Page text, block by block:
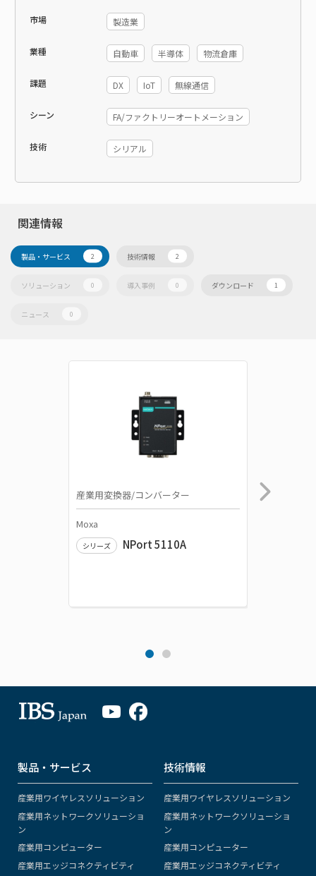
市場 製造業
業種 自動車 半導体 物流倉庫
課題 DX IoT 無線通信
シーン FA/ファクトリーオートメーション
技術 シリアル
関連情報
製品・サービス 2 技術情報 2
ソリューション 0 導入事例 0 ダウンロード 1
ニュース 0
産業用変換器/コンバーター
Moxa
シリーズ NPort 5110A
製品・サービス
産業用ワイヤレスソリューション
産業用ネットワークソリューショ
ン
産業用コンピューター
産業用エッジコネクティビティ
技術情報
産業用ワイヤレスソリューション
産業用ネットワークソリューショ
ン
産業用コンピューター
産業用エッジコネクティビティ